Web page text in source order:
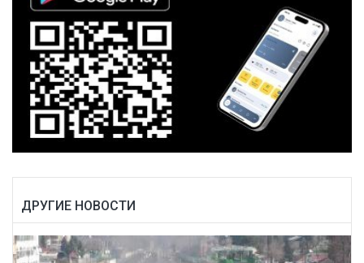
ДРУГИЕ НОВОСТИ